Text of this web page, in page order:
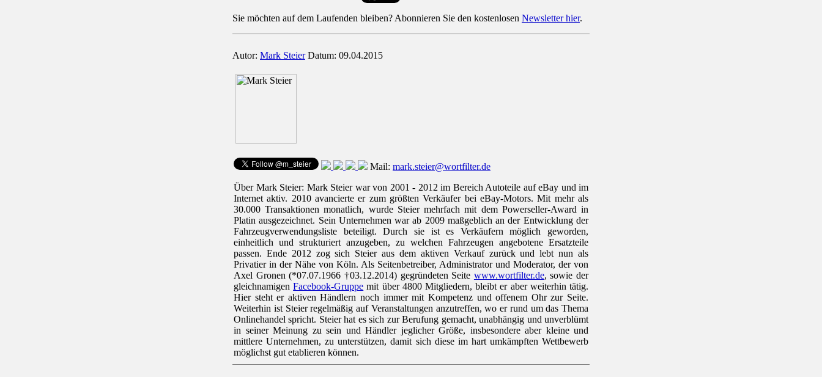
Sie möchten auf dem Laufenden bleiben? Abonnieren Sie den kostenlosen Newsletter hier.
Autor: Mark SteierDatum: 09.04.2015
Mail: mark.steier@wortfilter.de
Über Mark Steier: Mark Steier war von 2001 - 2012 im Bereich Autoteile auf eBay und im
Internet aktiv. 2010 avancierte er zum größten Verkäufer bei eBay-Motors. Mit mehr als
30.000 Transaktionen monatlich, wurde Steier mehrfach mit dem Powerseller-Award in
Platin ausgezeichnet. Sein Unternehmen war ab 2009 maßgeblich an der Entwicklung der
Fahrzeugverwendungsliste beteiligt. Durch sie ist es Verkäufern möglich geworden,
einheitlich und strukturiert anzugeben, zu welchen Fahrzeugen angebotene Ersatzteile
passen. Ende 2012 zog sich Steier aus dem aktiven Verkauf zurück und lebt nun als
Privatier in der Nähe von Köln. Als Seitenbetreiber, Administrator und Moderator, der von
Axel Gronen (*07.07.1966 †03.12.2014) gegründeten Seite www.wortfilter.de, sowie der
gleichnamigenFacebook-Gruppe mit über 4800 Mitgliedern, bleibt er aber weiterhin tätig.
Hier steht er aktiven Händlern noch immer mit Kompetenz und offenem Ohr zur Seite.
Weiterhin ist Steier regelmäßig auf Veranstaltungen anzutreffen, wo er rund um das Thema
Onlinehandel spricht. Steier hat es sich zur Berufung gemacht, unabhängig und unverblümt
in seiner Meinung zu sein und Händler jeglicher Größe, insbesondere aber kleine und
mittlere Unternehmen, zu unterstützen, damit sich diese im hart umkämpften Wettbewerb
möglichst gut etablieren können.